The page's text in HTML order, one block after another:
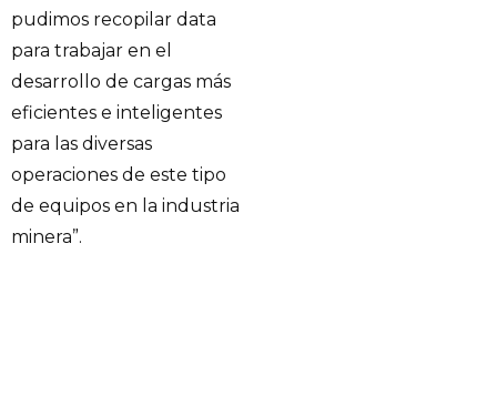
pudimos recopilar data
para trabajar en el
desarrollo de cargas más
eficientes e inteligentes
para las diversas
operaciones de este tipo
de equipos en la industria
minera”.